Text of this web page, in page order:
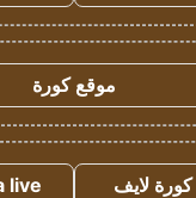
موقع كورة
كورة لايف
live